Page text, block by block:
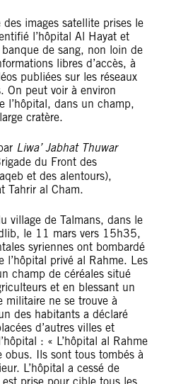
images satellite prises le
l’hôpital Al Hayat et
de sang, non loin de
libres d’accès, à
publiées sur les réseaux
On peut voir à environ
l’hôpital, dans un champ,
cratère.
Liwa’ Jabhat Thuwar
du Front des
et des alentours),
Tahrir al Cham.
village de Talmans, dans le
le 11 mars vers 15h35,
syriennes ont bombardé
l’hôpital privé al Rahme. Les
champ de céréales situé
et en blessant un
militaire ne se trouve à
des habitants a déclaré
d’autres villes et
: « L’hôpital al Rahme
obus. Ils sont tous tombés à
L’hôpital a cessé de